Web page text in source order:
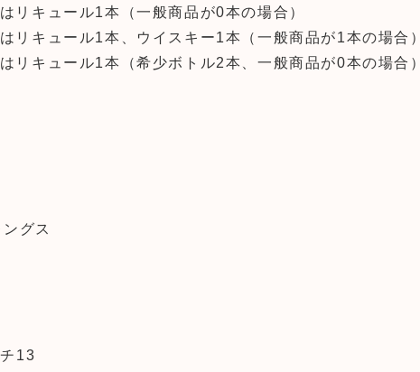
キュール1本（一般商品が0本の場合）
キュール1本、ウイスキー1本（一般商品が1本の場合）
キュール1本（希少ボトル2本、一般商品が0本の場合）
グス
13